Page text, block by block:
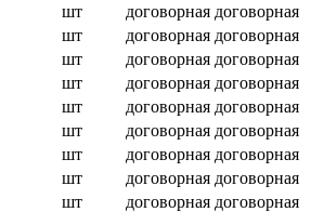
шт договорная договорная
шт договорная договорная
шт договорная договорная
шт договорная договорная
шт договорная договорная
шт договорная договорная
шт договорная договорная
шт договорная договорная
шт договорная договорная